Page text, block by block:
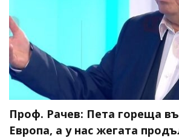
Проф. Рачев: Пета гореща
Европа, а у нас жегата